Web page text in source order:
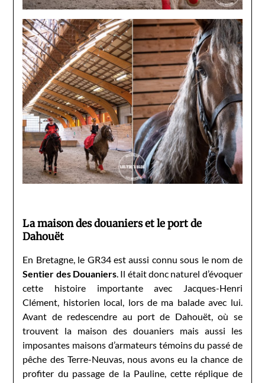
La maison des douaniers et le port de
Dahouët
En Bretagne, le GR34 est aussi connu sous le nom de
Sentier des Douaniers. Il était donc naturel d’évoquer
cette histoire importante avec Jacques-Henri
Clément, historien local, lors de ma balade avec lui.
Avant de redescendre au port de Dahouët, où se
trouvent la maison des douaniers mais aussi les
imposantes maisons d’armateurs témoins du passé de
pêche des Terre-Neuvas, nous avons eu la chance de
profiter du passage de la Pauline, cette réplique de